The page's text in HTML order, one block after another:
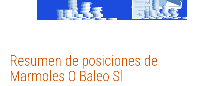
Resumen de posiciones de
Marmoles O Baleo Sl